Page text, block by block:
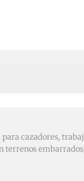
cazadores,